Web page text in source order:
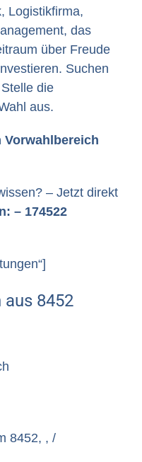
Logistikfirma,
das
über Freude
Suchen
die
aus.
– Jetzt direkt
– 174522
aus 8452
8452, , /